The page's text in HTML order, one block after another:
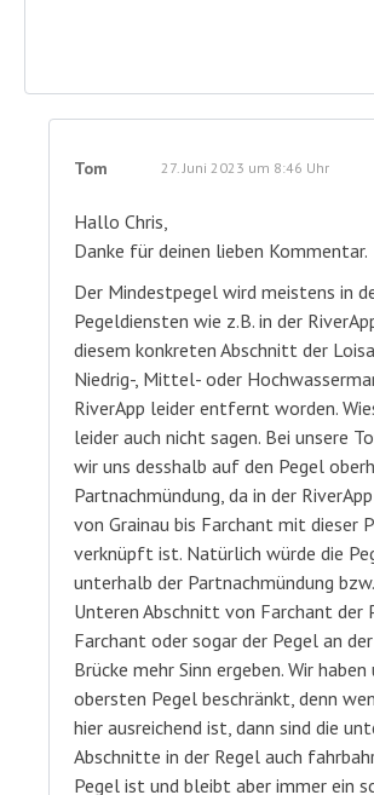
Tom 27. Juni 2023 um 8:46 Uhr
Hallo Chris,
Danke für deinen lieben Kommentar.
Der Mindestpegel wird meistens in
Pegeldiensten wie z.B. in der
diesem konkreten Abschnitt der
Niedrig-, Mittel- oder
RiverApp leider entfernt worden.
leider auch nicht sagen. Bei unsere
wir uns desshalb auf den Pegel
Partnachmündung, da in der
von Grainau bis Farchant mit dieser
verknüpft ist. Natürlich würde die
unterhalb der Partnachmündung
Unteren Abschnitt von Farchant der
Farchant oder sogar der Pegel an
Brücke mehr Sinn ergeben. Wir
obersten Pegel beschränkt, denn
hier ausreichend ist, dann sind die
Abschnitte in der Regel auch
Pegel ist und bleibt aber immer ein